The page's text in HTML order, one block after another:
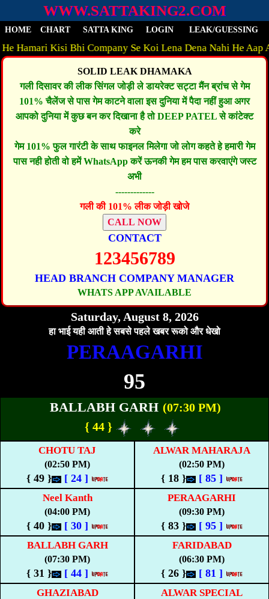
WWW.SATTAKING2.COM
HOME CHART SATTA KING LOGIN LEAK/GUESSING
Kisi Bhi Company Se Koi Lena Dena Nahi He Aap
SOLID LEAK DHAMAKA
गली दिसावर की लीक सिंगल जोड़ी ले डायरेक्ट सट्टा मैंन ब्रांच से गेम
101% चैलेंज से पास गेम काटने वाला इस दुनिया में पैदा नहीं हुआ अगर
आपको दुनिया में कुछ बन कर दिखाना है तो DEEP PATEL से कांटेक्ट
करे
गेम 101% फुल गारंटी के साथ फाइनल मिलेगा जो लोग कहते हे हमारी गेम
पास नही होती वो हमें WhatsApp करें ऊनकी गेम हम पास करवाएंगे जस्ट
अभी
-------------
गली की 101% लीक जोड़ी खोजे
CALL NOW
CONTACT
123456789
HEAD BRANCH COMPANY MANAGER
WHATS APP AVAILABLE
Saturday, August 8, 2026
हा भाई यही आती हे सबसे पहले खबर रूको और धेखो
PERAAGARHI
95
BALLABH GARH (07:30 PM)
{ 44 }
CHOTU TAJ
(02:50 PM)
{ 49 } [ 24]
ALWAR MAHARAJA
(02:50 PM)
{ 18 } [ 85]
Neel Kanth
(04:00 PM)
{ 40 } [ 30]
PERAAGARHI
(09:30 PM)
{ 83 } [ 95]
BALLABH GARH
(07:30 PM)
{ 31 } [ 44]
FARIDABAD
(06:30 PM)
{ 26 } [ 81 ]
GHAZIABAD ALWAR SPECIAL